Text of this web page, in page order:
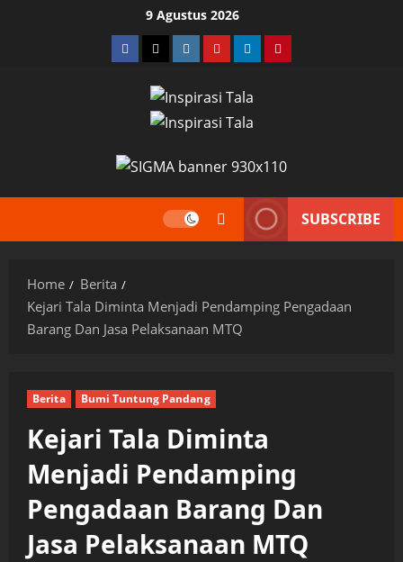
9 Agustus 2026
Facebook
TwitterInstagram
YouTubeLinkedInPinterest
SUBSCRIBE
Home
Berita
Kejari Tala Diminta Menjadi Pendamping Pengadaan
Barang Dan Jasa Pelaksanaan MTQ
Berita Bumi Tuntung Pandang
Kejari Tala Diminta
Menjadi Pendamping
Pengadaan Barang Dan
Jasa Pelaksanaan MTQ